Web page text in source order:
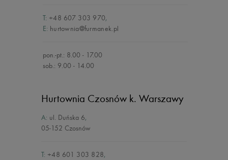
T: +48 607 303 970,
E: hurtownia@furmanek.pl
pon.-pt.: 8.00 - 17.00
sob.: 9.00 - 14.00
Hurtownia Czosnów k. Warszawy
A: ul. Duńska 6,
05-152 Czosnów
T: +48 601 303 828,